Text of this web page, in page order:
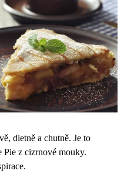
dietně a chutně. Je to
Pie z cizrnové mouky.